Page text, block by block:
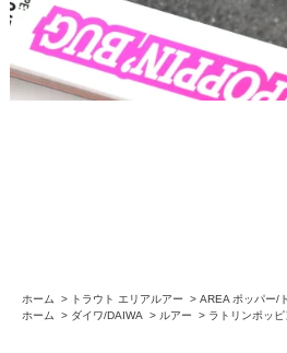
ホーム > トラウト エリアルアー > AREA ポッパー/
ホーム
> ダイワ/DAIWA > ルアー > ラトリンポッ